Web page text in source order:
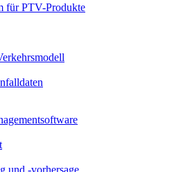
für PTV-Produkte
und -vorhersage